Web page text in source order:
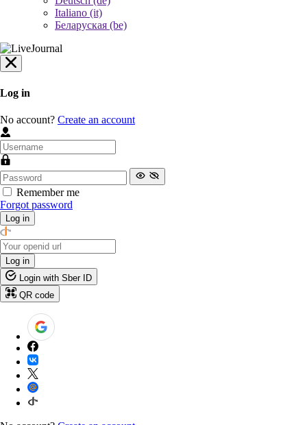
Italiano (it)
Беларуская (be)
Log in
No account? Create an account
Remember me
Forgot password
Log in
Log in
Login with Sber ID
QR code